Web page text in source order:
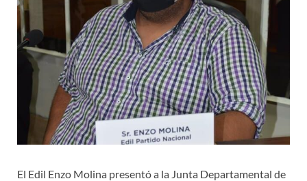
El Edil Enzo Molina presentó a la Junta Departamental de